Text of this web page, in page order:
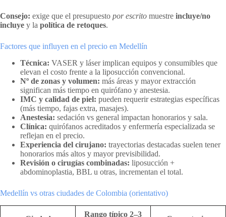
Consejo: exige que el presupuesto por escrito muestre incluye/no
incluye y la política de retoques.
Factores que influyen en el precio en Medellín
Técnica: VASER y láser implican equipos y consumibles que
elevan el costo frente a la liposucción convencional.
Nº de zonas y volumen: más áreas y mayor extracción
significan más tiempo en quirófano y anestesia.
IMC y calidad de piel: pueden requerir estrategias específicas
(más tiempo, fajas extra, masajes).
Anestesia: sedación vs general impactan honorarios y sala.
Clínica: quirófanos acreditados y enfermería especializada se
reflejan en el precio.
Experiencia del cirujano: trayectorias destacadas suelen tener
honorarios más altos y mayor previsibilidad.
Revisión o cirugías combinadas: liposucción +
abdominoplastia, BBL u otras, incrementan el total.
Medellín vs otras ciudades de Colombia (orientativo)
Rango típico 2–3